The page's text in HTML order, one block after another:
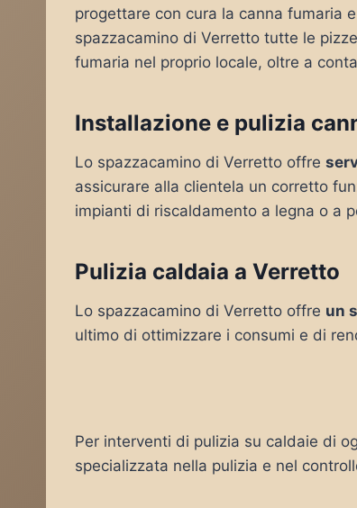
progettare con cura la canna fumaria
spazzacamino di Verretto tutte le
fumaria nel proprio locale, oltre a
Installazione e pulizia
Lo spazzacamino di Verretto offre
assicurare alla clientela un corretto
impianti di riscaldamento a legna o a
Pulizia caldaia a Verretto
Lo spazzacamino di Verretto offre un
ultimo di ottimizzare i consumi e di
Per interventi di pulizia su caldaie di
specializzata nella pulizia e nel